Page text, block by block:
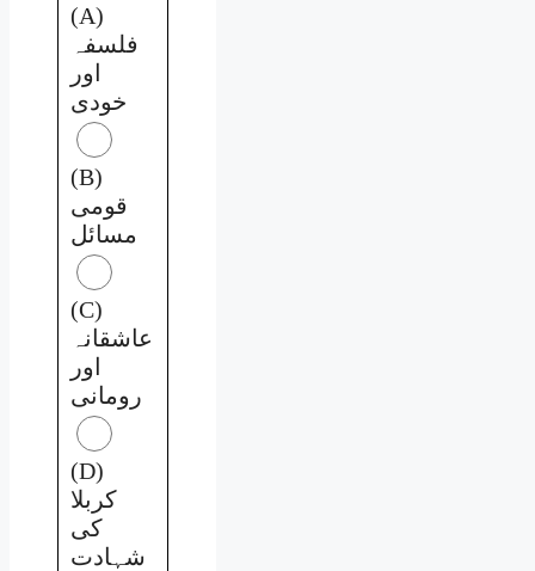
(A)
فلسفہ
اور
خودی
(B)
قومی
مسائل
(C)
عاشقانہ
اور
رومانی
(D)
کربلا
کی
شہادت